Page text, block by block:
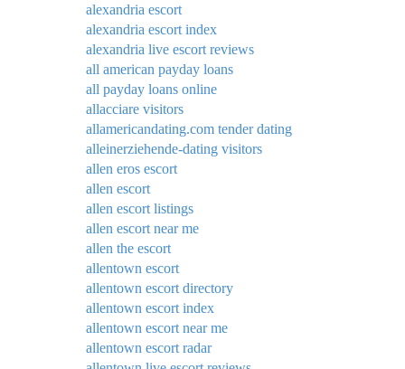
alexandria escort
alexandria escort index
alexandria live escort reviews
all american payday loans
all payday loans online
allacciare visitors
allamericandating.com tender dating
alleinerziehende-dating visitors
allen eros escort
allen escort
allen escort listings
allen escort near me
allen the escort
allentown escort
allentown escort directory
allentown escort index
allentown escort near me
allentown escort radar